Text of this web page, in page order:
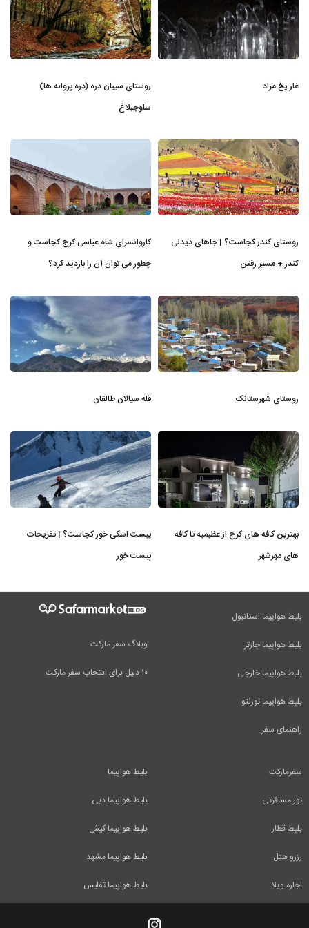
غار یخ مراد
روستای سیبان دره (دره پروانه ها)
ساوجبلاغ
روستای کندر کجاست؟ | جاهای دیدنی
کندر + مسیر رفتن
کاروانسرای شاه عباسی کرج کجاست و
چطور می توان آن را بازدید کرد؟
روستای شهرستانک قله سیالان طالقان
بهترین کافه های کرج از عظیمیه تا کافه
های مهرشهر
پیست اسکی خور کجاست؟ | تفریحات
پیست خور
وبلاگ سفر مارکت
۱۰ دلیل برای انتخاب سفر مارکت
بلیط هواپیما استانبول
بلیط هواپیما چارتر
بلیط هواپیما خارجی
بلیط هواپیما تورنتو
راهنمای سفر
بلیط هواپیما
بلیط هواپیما دبی
بلیط هواپیما کیش
بلیط هواپیما مشهد
بلیط هواپیما تفلیس
سفرمارکت
تور مسافرتی
بلیط قطار
رزرو هتل
اجاره ویلا